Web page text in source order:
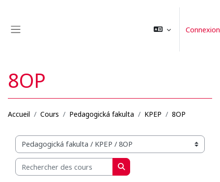
Connexion
8OP
Accueil Cours Pedagogická fakulta KPEP 8OP
Catégories de cours
Rechercher des cours
Rechercher des cours